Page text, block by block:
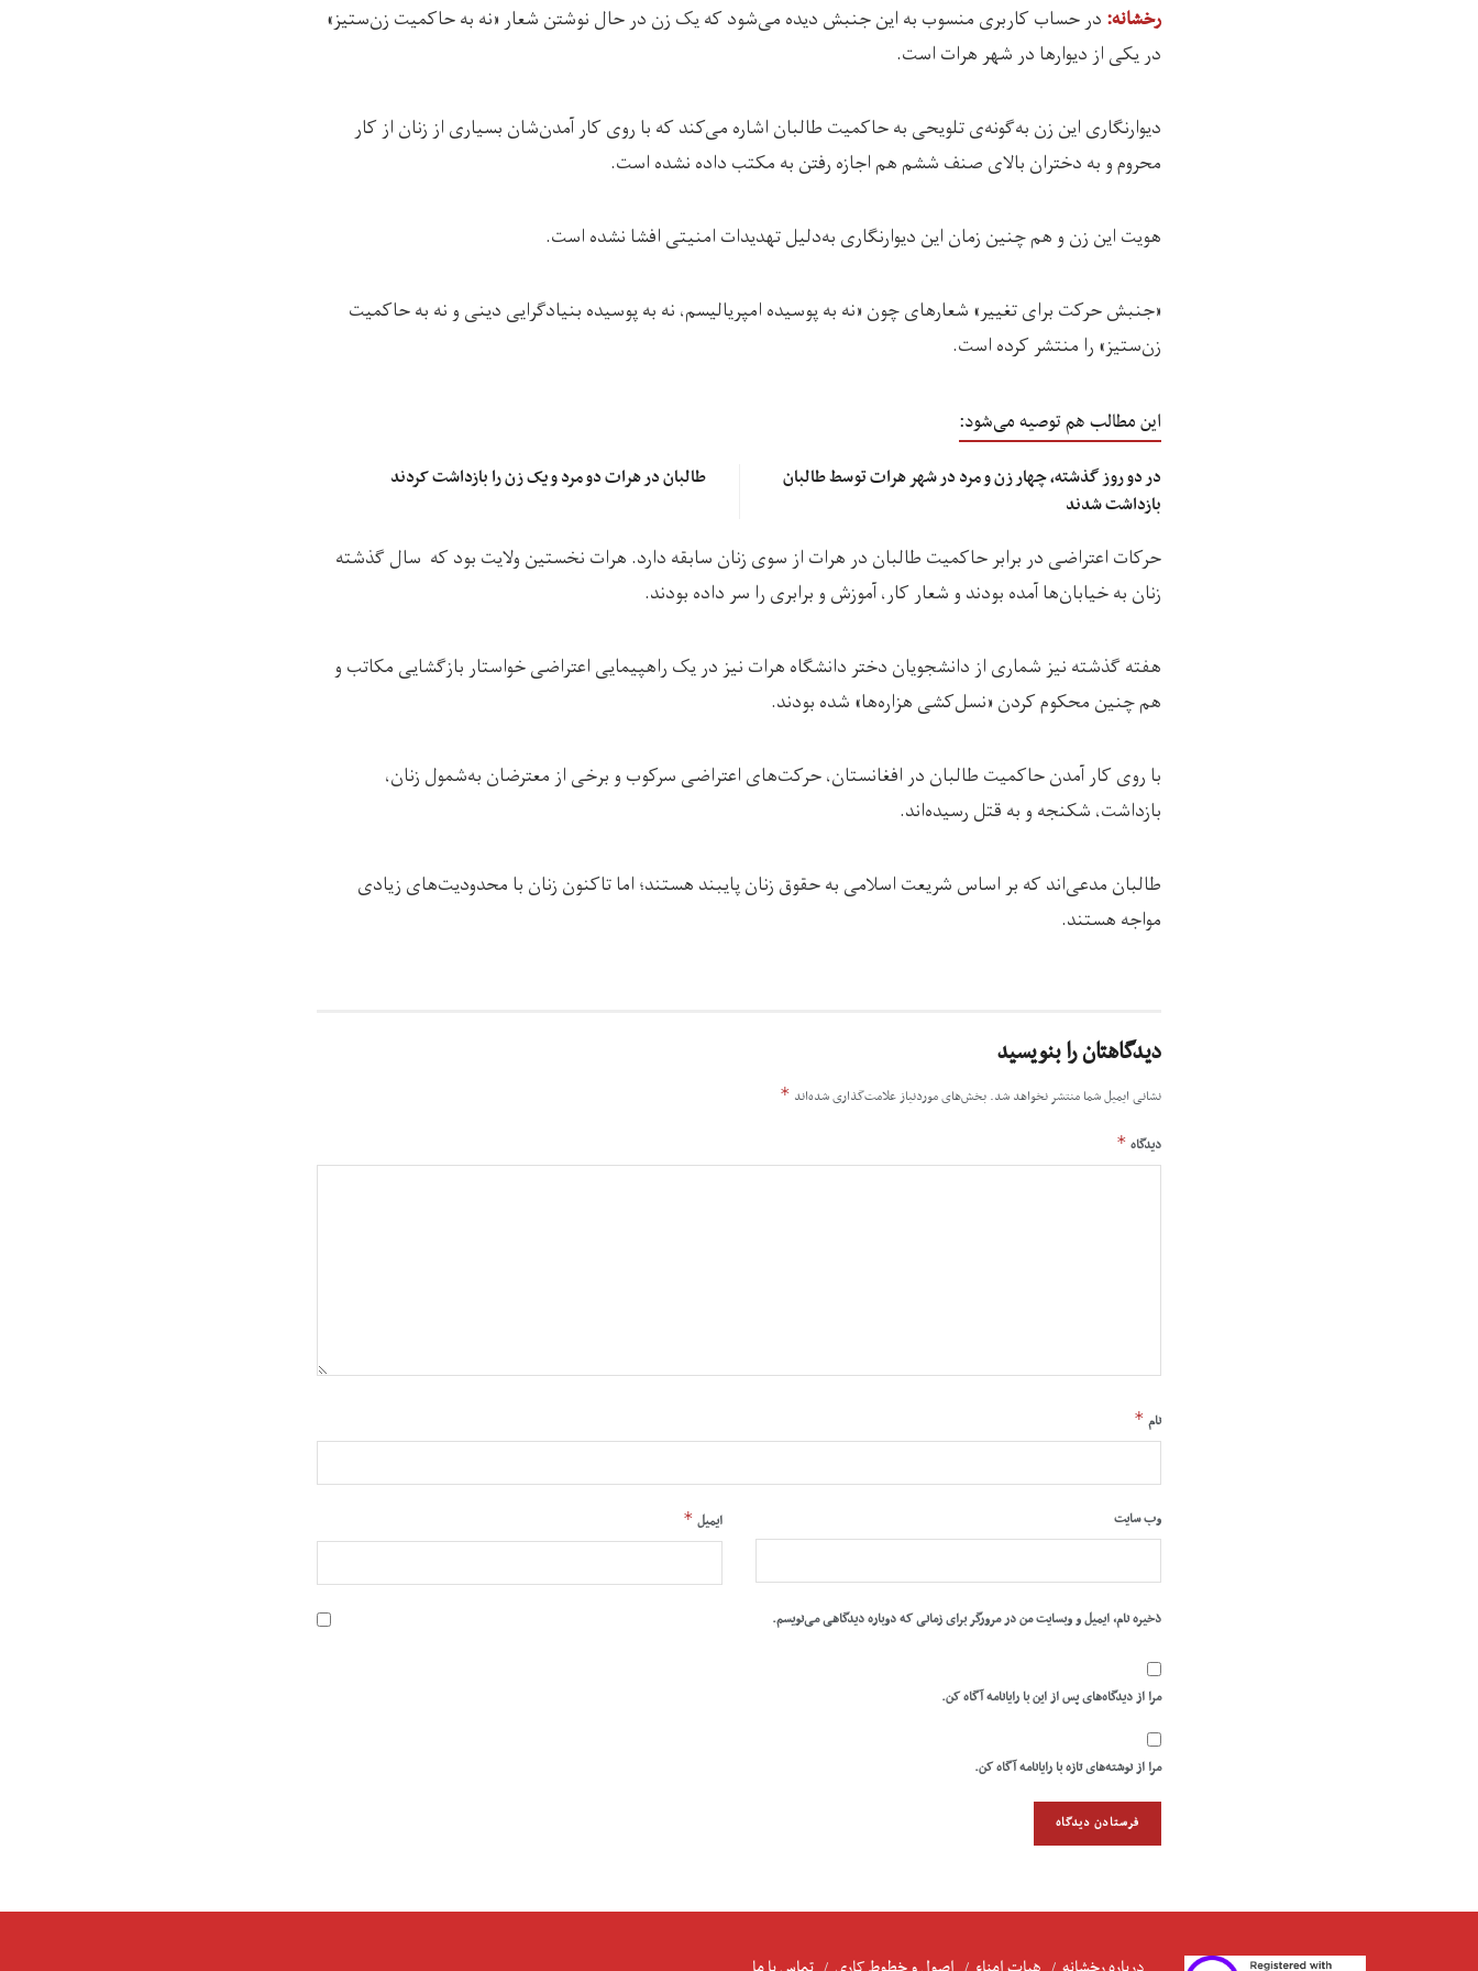
رخشانه: در حساب کاربری منسوب به این جنبش دیده می‌شود که یک زن در حال نوشتن شعار «نه به حاکمیت زن‌ستیز»
در یکی از دیوارها در شهر هرات است.
دیوارنگاری این زن به‌گونه‌ی تلویحی به حاکمیت طالبان اشاره می‌کند که با روی کار آمدن‌شان بسیاری از زنان از کار
محروم و به دختران بالای صنف ششم هم اجازه رفتن به مکتب داده نشده است.
هویت این زن و هم چنین زمان این دیوارنگاری به‌دلیل تهدیدات امنیتی افشا نشده است.
«جنبش حرکت برای تغییر» شعارهای چون «نه به پوسیده امپریالیسم، نه به پوسیده بنیادگرایی دینی و نه به حاکمیت
زن‌ستیز» را منتشر کرده است.
این مطالب هم توصیه می‌شود:
در دو روز گذشته، چهار زن و مرد در شهر هرات توسط طالبان
بازداشت شدند
طالبان در هرات دو مرد و یک زن را بازداشت کردند
حرکات اعتراضی در برابر حاکمیت طالبان در هرات از سوی زنان سابقه دارد. هرات نخستین ولایت بود که سال گذشته
زنان به خیابان‌ها آمده بودند و شعار کار، آموزش و برابری را سر داده بودند.
هفته گذشته نیز شماری از دانشجویان دختر دانشگاه هرات نیز در یک راهپیمایی اعتراضی خواستار بازگشایی مکاتب و
هم چنین محکوم کردن «نسل‌کشی هزاره‌ها» شده بودند.
با روی کار آمدن حاکمیت طالبان در افغانستان، حرکت‌های اعتراضی سرکوب و برخی از معترضان به‌شمول زنان،
بازداشت، شکنجه و به قتل رسیده‌اند.
طالبان مدعی‌اند که بر اساس شریعت اسلامی به حقوق زنان پایبند هستند؛ اما تاکنون زنان با محدودیت‌های زیادی
مواجه هستند.
دیدگاهتان را بنویسید
نشانی ایمیل شما منتشر نخواهد شد. بخش‌های موردنیاز علامت‌گذاری شده‌اند *
دیدگاه *
نام *
ایمیل * وب‌ سایت
ذخیره نام، ایمیل و وبسایت من در مرورگر برای زمانی که دوباره دیدگاهی می‌نویسم.
مرا از دیدگاه‌های پس از این با رایانامه آگاه کن.
مرا از نوشته‌های تازه با رایانامه آگاه کن.